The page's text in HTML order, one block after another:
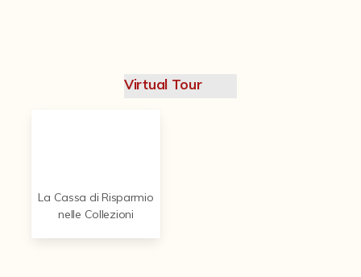
Virtual Tour
La Cassa di Risparmio
nelle Collezioni